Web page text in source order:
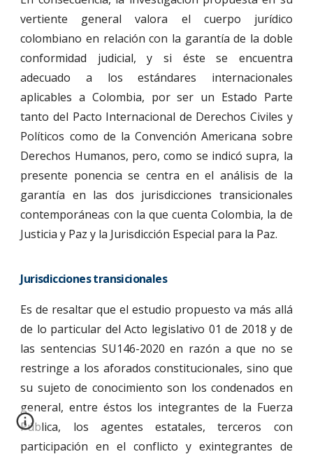
vertiente general valora el cuerpo jurídico
colombiano en relación con la garantía de la doble
conformidad judicial, y si éste se encuentra
adecuado a los estándares internacionales
aplicables a Colombia, por ser un Estado Parte
tanto del Pacto Internacional de Derechos Civiles y
Políticos como de la Convención Americana sobre
Derechos Humanos, pero, como se indicó supra, la
presente ponencia se centra en el análisis de la
garantía en las dos jurisdicciones transicionales
contemporáneas con la que cuenta Colombia, la de
Justicia y Paz y la Jurisdicción Especial para la Paz.
Jurisdicciones transicionales
Es de resaltar que el estudio propuesto va más allá
de lo particular del Acto legislativo 01 de 2018 y de
las sentencias SU146-2020 en razón a que no se
restringe a los aforados constitucionales, sino que
su sujeto de conocimiento son los condenados en
general, entre éstos los integrantes de la Fuerza
Pública, los agentes estatales, terceros con
participación en el conflicto y exintegrantes de